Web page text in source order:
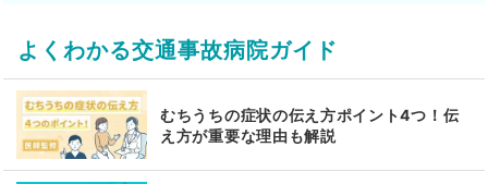
よくわかる交通事故病院ガイド
むちうちの症状の伝え方ポイント4つ！伝
え方が重要な理由も解説